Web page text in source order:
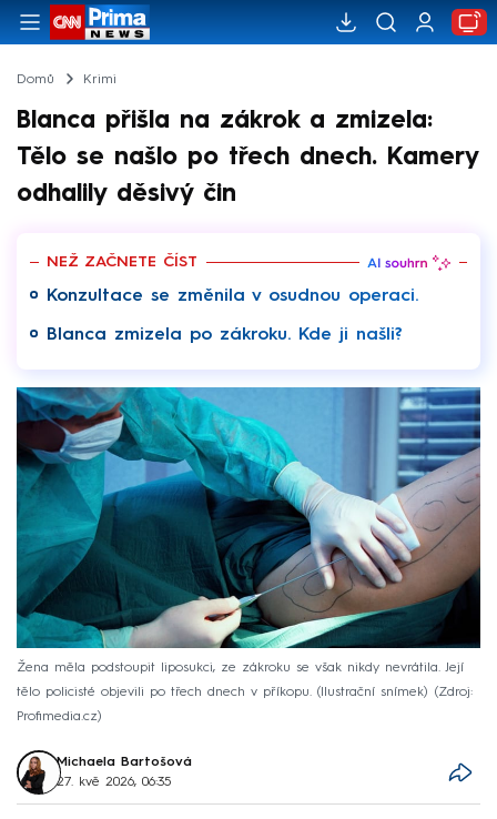
Domů Krimi
Blanca přišla na zákrok a zmizela:
Tělo se našlo po třech dnech. Kamery
odhalily děsivý čin
NEŽ ZAČNETE ČÍST
Konzultace se změnila v osudnou operaci.
Blanca zmizela po zákroku. Kde ji našli?
Žena měla podstoupit liposukci, ze zákroku se však nikdy nevrátila. Její
tělo policisté objevili po třech dnech v příkopu. (Ilustrační snímek)
Zdroj:
Profimedia.cz
Michaela Bartošová
27. kvě 2026, 06:35